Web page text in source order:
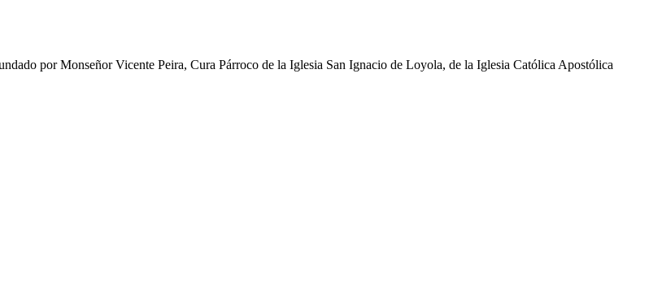
por Monseñor Vicente Peira, Cura Párroco de la Iglesia San Ignacio de Loyola, de la Iglesia Católica Apostólica